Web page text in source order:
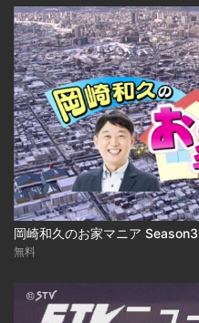
無料